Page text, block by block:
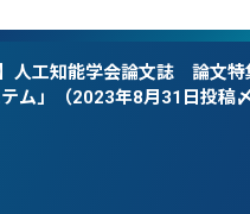
人工知能学会論文誌 論文特
ム」（2023年8月31日投稿〆